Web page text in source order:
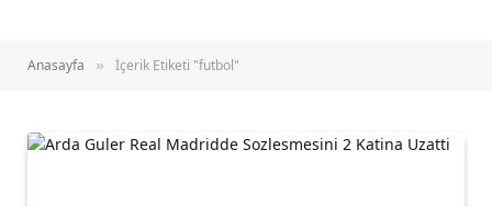
Anasayfa » İçerik Etiketi "futbol"